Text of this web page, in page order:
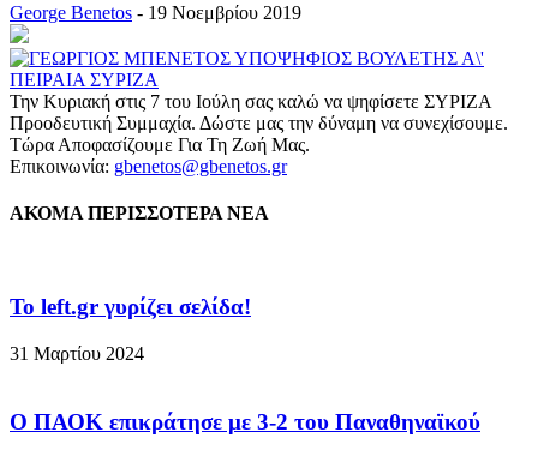
George Benetos - 19 Νοεμβρίου 2019
Την Κυριακή στις 7 του Ιούλη σας καλώ να ψηφίσετε ΣΥΡΙΖΑ
Προοδευτική Συμμαχία. Δώστε μας την δύναμη να συνεχίσουμε.
Τώρα Αποφασίζουμε Για Τη Ζωή Μας.
Επικοινωνία: gbenetos@gbenetos.gr
ΑΚΟΜΑ ΠΕΡΙΣΣΟΤΕΡΑ ΝΕΑ
To left.gr γυρίζει σελίδα!
31 Μαρτίου 2024
Ο ΠΑΟΚ επικράτησε με 3-2 του Παναθηναϊκού